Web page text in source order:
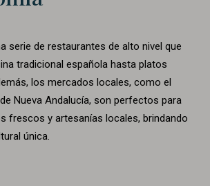
serie de restaurantes de alto nivel que
tradicional española hasta platos
los mercados locales, como el
Nueva Andalucía, son perfectos para
frescos y artesanías locales, brindando
única.